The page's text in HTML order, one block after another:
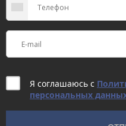
Я соглашаюсь с
персональных